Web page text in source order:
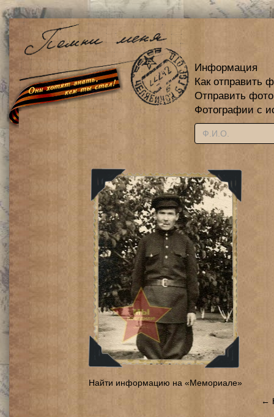
Информация
Как отправить
Отправить
Фотографии с
Найти информацию на «Мемориале»
←